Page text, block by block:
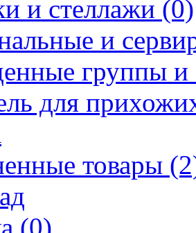
и стеллажи (0)
и
группы и
для
товары
(0)